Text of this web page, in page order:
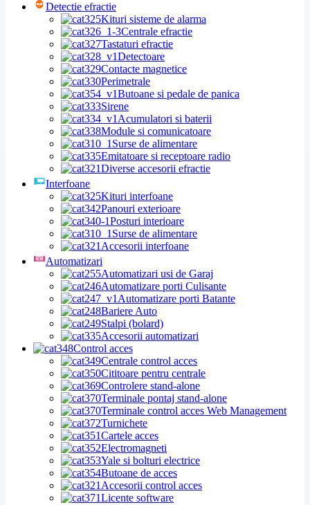
Detectie efractie
Kituri sisteme de alarma
Centrale efractie
Tastaturi efractie
Detectoare
Contacte magnetice
Perimetrale
Butoane si pedale de panica
Sirene
Acumulatori si baterii
Module si comunicatoare
Surse de alimentare
Emitatoare si receptoare radio
Diverse accesorii efractie
Interfoane
Kituri interfoane
Panouri exterioare
Posturi interioare
Surse de alimentare
Accesorii interfoane
Automatizari
Automatizari usi de Garaj
Automatizare porti Culisante
Automatizare porti Batante
Bariere Auto
Stalpi (bolard)
Accesorii automatizari
Control acces
Centrale control acces
Cititoare pentru centrale
Controlere stand-alone
Terminale pontaj stand-alone
Terminale control acces Web Management
Turnichete
Cartele acces
Electromagneti
Yale si bolturi electrice
Butoane de acces
Accesorii control acces
Licente software